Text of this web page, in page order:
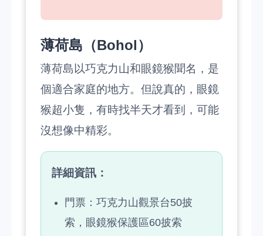
薄荷島（Bohol）
薄荷島以巧克力山和眼鏡猴聞名，是
個適合家庭的地方。但說真的，眼鏡
猴超小隻，有時找半天才看到，可能
沒想像中精彩。
詳細資訊：
門票：巧克力山觀景台50披
索，眼鏡猴保護區60披索